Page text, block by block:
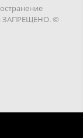
ЗАПРЕЩЕНО. ©